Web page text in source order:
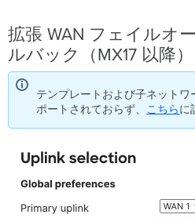
拡張 WAN フェイルオ
ルバック（MX17 以降）
テンプレートおよび子ネット
ポートされておらず、 こちらに